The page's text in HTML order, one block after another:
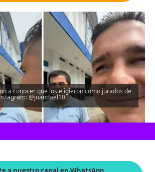
a conocer que los eligieron como jurados de
@juandael10
Escucha el artículo